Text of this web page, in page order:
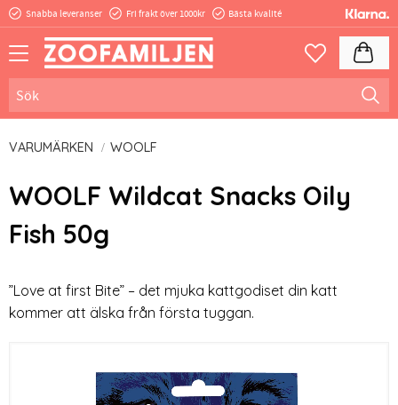
Snabba leveranser Fri frakt över 1000kr Bästa kvalité
Favoriter
VARUMÄRKEN WOOLF
WOOLF Wildcat Snacks Oily
Fish 50g
”Love at first Bite” – det mjuka kattgodiset din katt
kommer att älska från första tuggan.